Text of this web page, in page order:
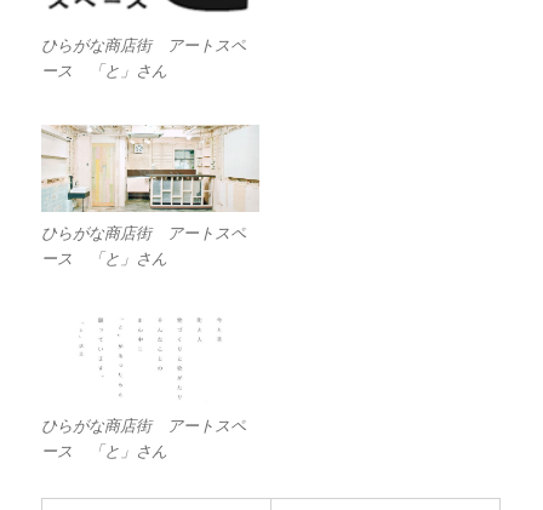
ひらがな商店街 アートスペ
ース 「と」さん
ひらがな商店街 アートスペ
ース 「と」さん
ひらがな商店街 アートスペ
ース 「と」さん